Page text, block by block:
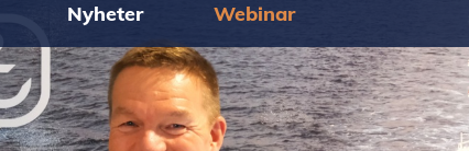
Nyheter Webinar